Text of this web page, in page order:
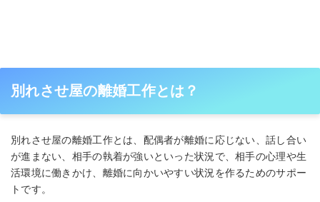
別れさせ屋の離婚工作とは？
別れさせ屋の離婚工作とは、配偶者が離婚に応じない、話し合い
が進まない、相手の執着が強いといった状況で、相手の心理や生
活環境に働きかけ、離婚に向かいやすい状況を作るためのサポー
トです。